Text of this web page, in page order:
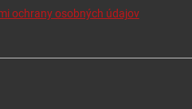
ochrany osobných údajov